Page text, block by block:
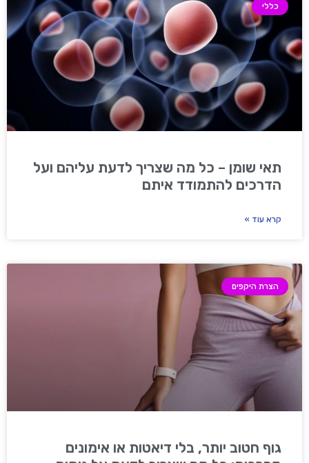
כללי
תאי שומן – כל מה שצריך לדעת עליהם ועל
הדרכים להתמודד איתם
קרא עוד »
הצרת היקפים
גוף חטוב יותר, בלי דיאטות או אימונים